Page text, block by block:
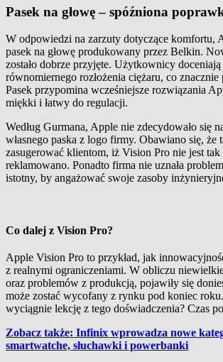
Pasek na głowę – spóźniona
W odpowiedzi na zarzuty dotyczące komfortu,
pasek na głowę produkowany przez Belkin.
zostało dobrze przyjęte. Użytkownicy
równomiernego rozłożenia ciężaru, co
Pasek przypomina wcześniejsze rozwiązania
miękki i łatwy do regulacji.
Według Gurmana, Apple nie zdecydowało się
własnego paska z logo firmy. Obawiano się, że
zasugerować klientom, iż Vision Pro nie jest tak
reklamowano. Ponadto firma nie uznała
istotny, by angażować swoje zasoby
Co dalej z Vision Pro?
Apple Vision Pro to przykład, jak
z realnymi ograniczeniami. W obliczu
oraz problemów z produkcją, pojawiły się
może zostać wycofany z rynku pod koniec
wyciągnie lekcję z tego doświadczenia? Czas
Zobacz także: Infinix wprowadza nowe
smartwatche, słuchawki i powerbanki